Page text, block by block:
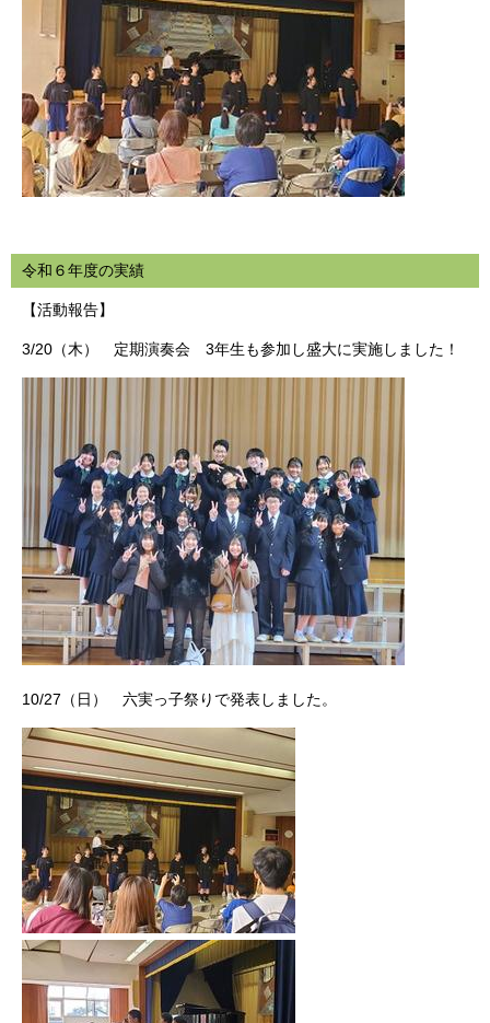
令和６年度の実績
【活動報告】
3/20（木） 定期演奏会 3年生も参加し盛大に実施しました！
10/27（日） 六実っ子祭りで発表しました。